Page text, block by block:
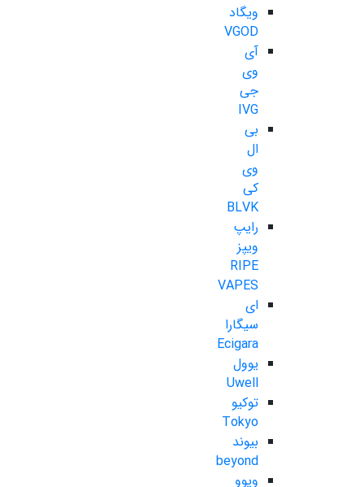
ویگاد
VGOD
آی
وی
جی
IVG
بی
ال
وی
کی
BLVK
رایپ
ویپز
RIPE
VAPES
ای
سیگارا
Ecigara
یوول
Uwell
توکیو
Tokyo
بیوند
beyond
ویوو